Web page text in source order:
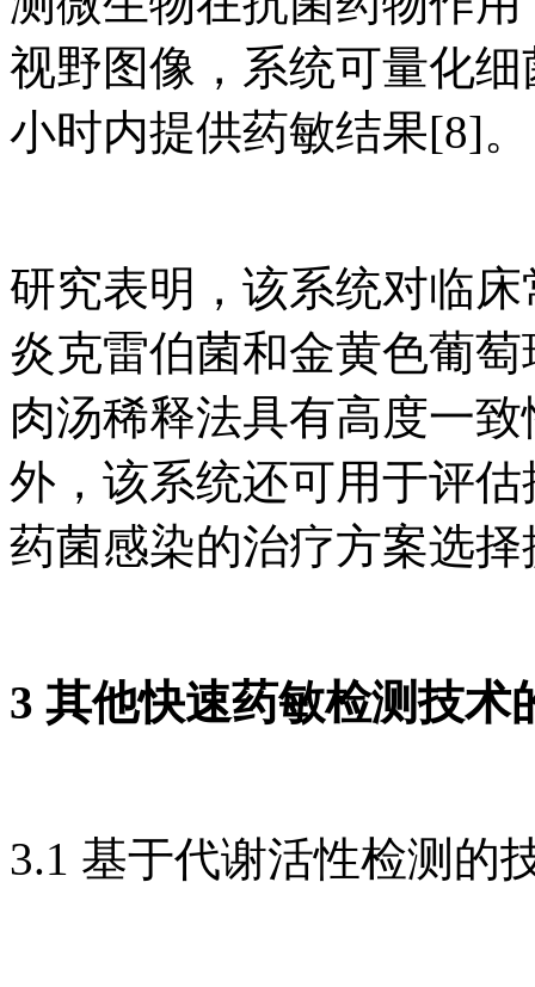
视野图像，系统可量化
小时内提供药敏结果[8]。
研究表明，该系统对临
炎克雷伯菌和金黄色葡
肉汤稀释法具有高度一
外，该系统还可用于评
药菌感染的治疗方案选
3 其他快速药敏检测技术
3.1 基于代谢活性检测的